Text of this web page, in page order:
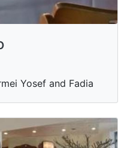
Yosef and Fadia